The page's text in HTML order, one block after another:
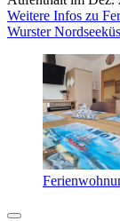
Weitere Infos zu
Wurster